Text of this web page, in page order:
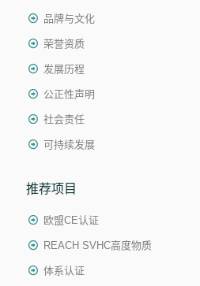
品牌与文化
荣誉资质
发展历程
公正性声明
社会责任
可持续发展
推荐项目
欧盟CE认证
REACH SVHC高度物质
体系认证